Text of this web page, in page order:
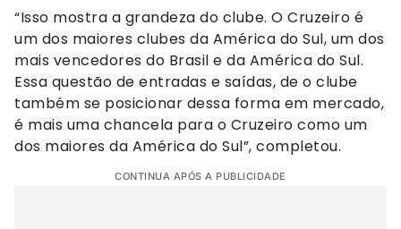
“Isso mostra a grandeza do clube. O Cruzeiro é
um dos maiores clubes da América do Sul, um dos
mais vencedores do Brasil e da América do Sul.
Essa questão de entradas e saídas, de o clube
também se posicionar dessa forma em mercado,
é mais uma chancela para o Cruzeiro como um
dos maiores da América do Sul”, completou.
CONTINUA APÓS A PUBLICIDADE